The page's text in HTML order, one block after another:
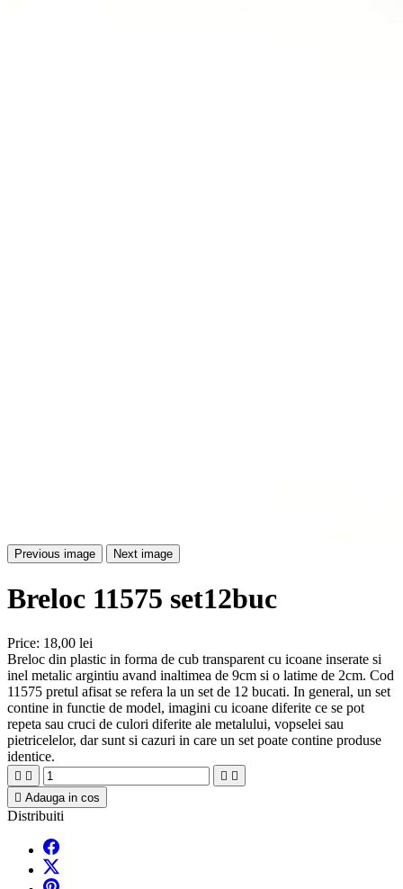
Previous image Next image
Breloc 11575 set12buc
Price: 18,00 lei
Breloc din plastic in forma de cub transparent cu icoane inserate si
inel metalic argintiu avand inaltimea de 9cm si o latime de 2cm. Cod
11575 pretul afisat se refera la un set de 12 bucati. In general, un set
contine in functie de model, imagini cu icoane diferite ce se pot
repeta sau cruci de culori diferite ale metalului, vopselei sau
pietricelelor, dar sunt si cazuri in care un set poate contine produse
identice.
   
 Adauga in cos
Distribuiti